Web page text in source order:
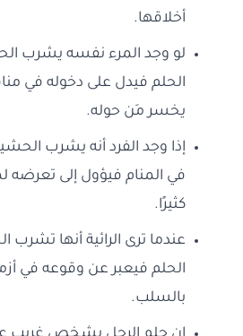
أخلاقها.
لو وجد المرء نفسه يشرب
الحلم فيدل على دخوله في
يخسر مَن حوله.
إذا وجد الفرد أنه يشرب
في المنام فيؤول إلى
كثيرًا.
عندما ترى الرائية أنها
الحلم فيعبر عن وقوعه في
بالسلب.